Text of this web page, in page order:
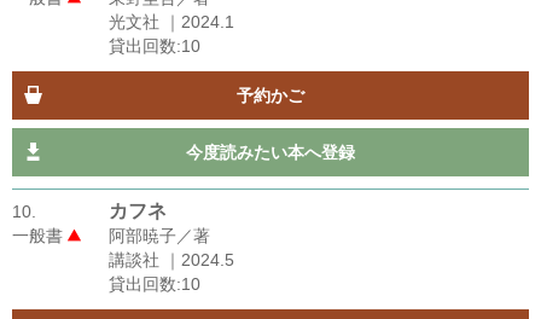
光文社 ｜2024.1
貸出回数:10
予約かご
今度読みたい本へ登録
10.
一般書
カフネ
阿部暁子／著
講談社 ｜2024.5
貸出回数:10